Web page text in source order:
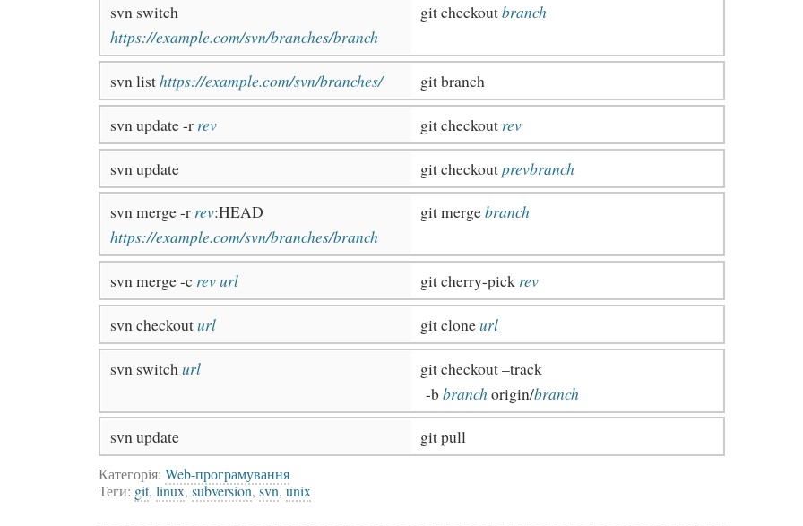
svn switch
https://example.com/svn/branches/branch
git checkoutbranch
svn listhttps://example.com/svn/branches/ git branch
svn update -r rev git checkout rev
svn update git checkoutprevbranch
svn merge -r rev:HEAD
https://example.com/svn/branches/branch
git mergebranch
svn merge -c revurl git cherry-pick rev
svn checkouturl git cloneurl
svn switchurl
git checkout –track
-bbranch origin/branch
svn update git pull
Категорія: Web-програмування
Теги: git, linux,subversion,svn,unix